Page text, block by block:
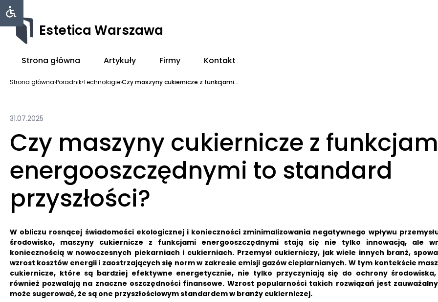
Estetica Warszawa
Strona główna Artykuły Firmy Kontakt
Strona główna›Poradnik›Technologie›Czy maszyny cukiernicze z funkcjami...
31.07.2025
Czy maszyny cukiernicze z
energooszczędnymi to standard
przyszłości?
W obliczu rosnącej świadomości ekologicznej i konieczności zminimalizowania negatywnego wpływu
środowisko, maszyny cukiernicze z funkcjami energooszczędnymi stają się nie tylko innowacją, ale
koniecznością w nowoczesnych piekarniach i cukierniach.Przemysł cukierniczy, jak wiele innych branż,
wzrost kosztów energii i zaostrzających się norm w zakresie emisji gazów cieplarnianych. W tym kontekście
cukiernicze, które są bardziej efektywne energetycznie, nie tylko przyczyniają się do ochrony
również pozwalają na znaczne oszczędności finansowe. Wzrost popularności takich rozwiązań jest
może sugerować, że są one przyszłościowym standardem w branży cukierniczej.